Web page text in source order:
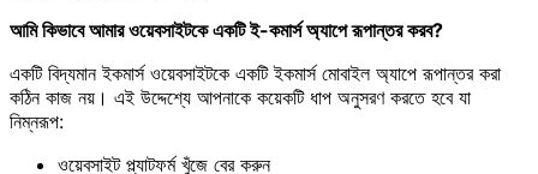
আমি কিভাবে আমার ওয়েবসাইটকে একটি ই-কমার্স অ্যাপে রূপান্তর করব?
একটি বিদ্যমান ইকমার্স ওয়েবসাইটকে একটি ইকমার্স মোবাইল অ্যাপে রূপান্তর করা
কঠিন কাজ নয়। এই উদ্দেশ্যে আপনাকে কয়েকটি ধাপ অনুসরণ করতে হবে যা
নিম্নরূপ:
ওয়েবসাইট প্ল্যাটফর্ম খুঁজে বের করুন